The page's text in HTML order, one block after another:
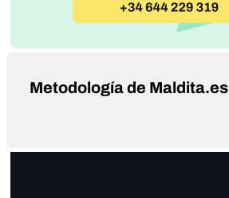
Metodología de Maldita.es